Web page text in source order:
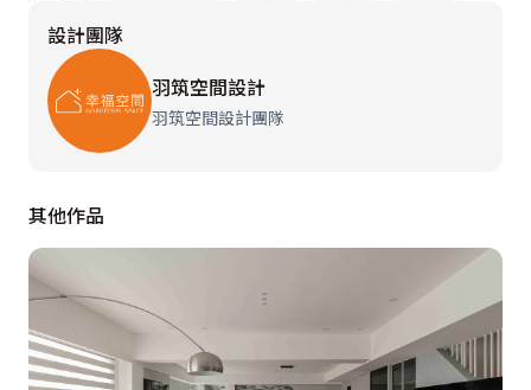
設計團隊
羽筑空間設計
羽筑空間設計團隊
其他作品